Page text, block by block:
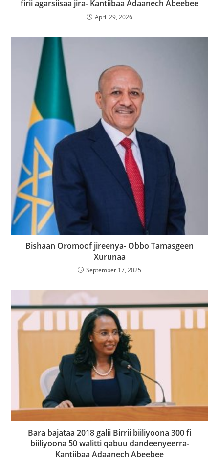
firii agarsiisaa jira- Kantiibaa Adaanech Abeebee
April 29, 2026
Bishaan Oromoof jireenya- Obbo Tamasgeen
Xurunaa
September 17, 2025
Bara bajataa 2018 galii Birrii biiliyoona 300 fi
biiliyoona 50 walitti qabuu dandeenyeerra-
Kantiibaa Adaanech Abeebee